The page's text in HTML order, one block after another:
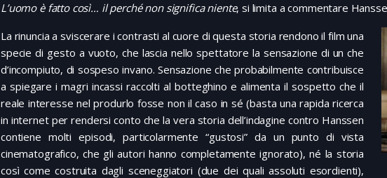
L’uomo è fatto così… il perché non significa niente, si limita a commentare
La rinuncia a sviscerare i contrasti al cuore di questa storia rendono il film una
specie di gesto a vuoto, che lascia nello spettatore la sensazione di un che
d’incompiuto, di sospeso invano. Sensazione che probabilmente contribuisce
a spiegare i magri incassi raccolti al botteghino e alimenta il sospetto che il
reale interesse nel produrlo fosse non il caso in sé (basta una rapida ricerca
in internet per rendersi conto che la vera storia dell’indagine contro Hanssen
contiene molti episodi, particolarmente “gustosi” da un punto di vista
cinematografico, che gli autori hanno completamente ignorato), né la storia
così come costruita dagli sceneggiatori (due dei quali assoluti esordienti),